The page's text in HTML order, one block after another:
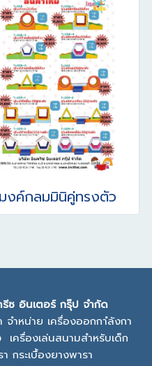
งค์กลมมินิคู่ทรงตัว
ซ อินเตอร์ กรุ๊ป จำกัด
จำหน่าย เครื่องออกกาํลังกา
เครื่องเล่นสนามสำหรับเด็ก
กระเบื้องยางพารา